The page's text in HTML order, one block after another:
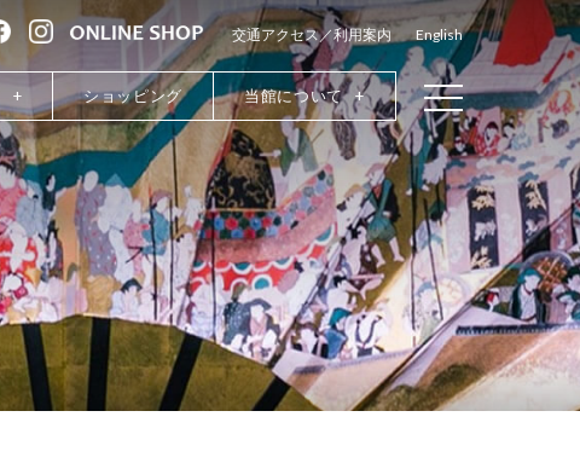
交通アクセス／利用案内 English
ショッピング 当館について